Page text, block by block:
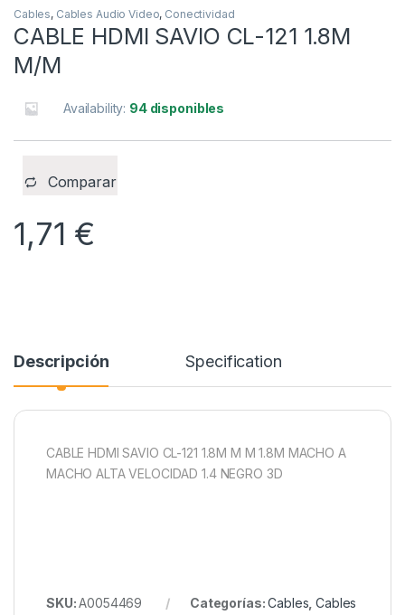
Cables, Cables Audio Video, Conectividad
CABLE HDMI SAVIO CL-121 1.8M
M/M
Availability: 94 disponibles
Comparar
1,71 €
Descripción Specification
CABLE HDMI SAVIO CL-121 1.8M M M 1.8M MACHO A
MACHO ALTA VELOCIDAD 1.4 NEGRO 3D
SKU:A0054469 Categorías:Cables ,Cables